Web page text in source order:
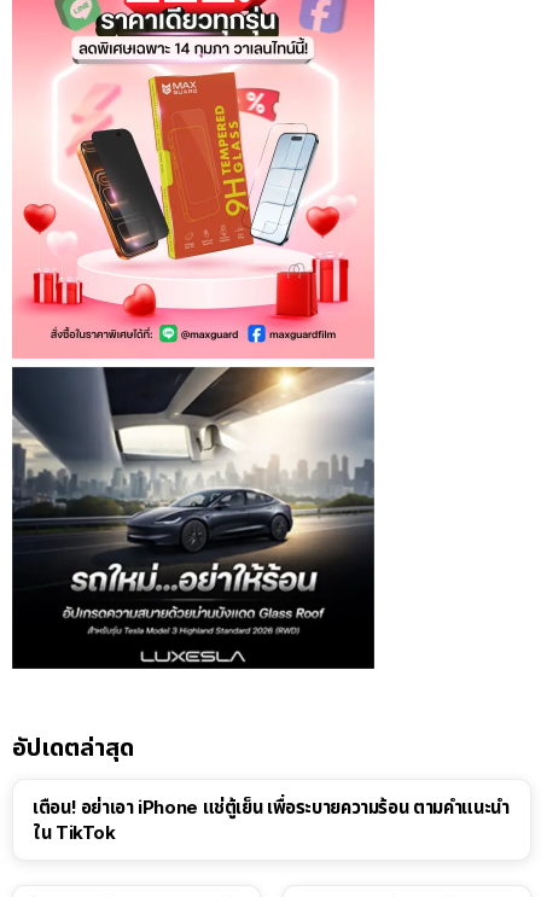
อัปเดตล่าสุด
เตือน! อย่าเอา iPhone แช่ตู้เย็น เพื่อระบายความร้อน ตามคำแนะนำ
ใน TikTok